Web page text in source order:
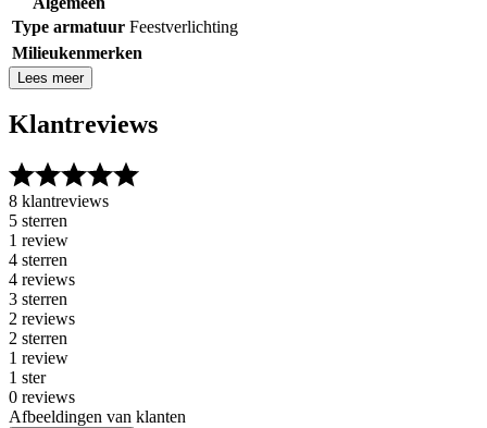
Type armatuur Feestverlichting
Milieukenmerken
Lees meer
Klantreviews
8 klantreviews
5 sterren
1 review
4 sterren
4 reviews
3 sterren
2 reviews
2 sterren
1 review
1 ster
0 reviews
Afbeeldingen van klanten